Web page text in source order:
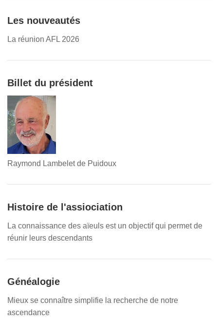
Les nouveautés
La réunion AFL 2026
Billet du président
Raymond Lambelet de Puidoux
Histoire de l'assiociation
La connaissance des aïeuls est un objectif qui permet de
réunir leurs descendants
Généalogie
Mieux se connaître simplifie la recherche de notre
ascendance